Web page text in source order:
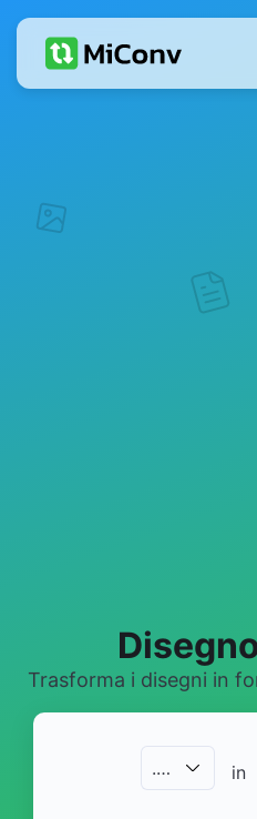
Trasforma i disegni in
.… in